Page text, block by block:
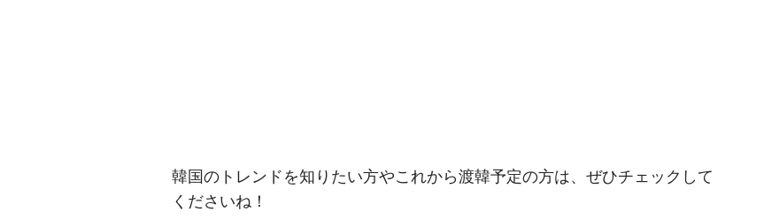
韓国のトレンドを知りたい方やこれから渡韓予定の方は、ぜひチェックして
くださいね！